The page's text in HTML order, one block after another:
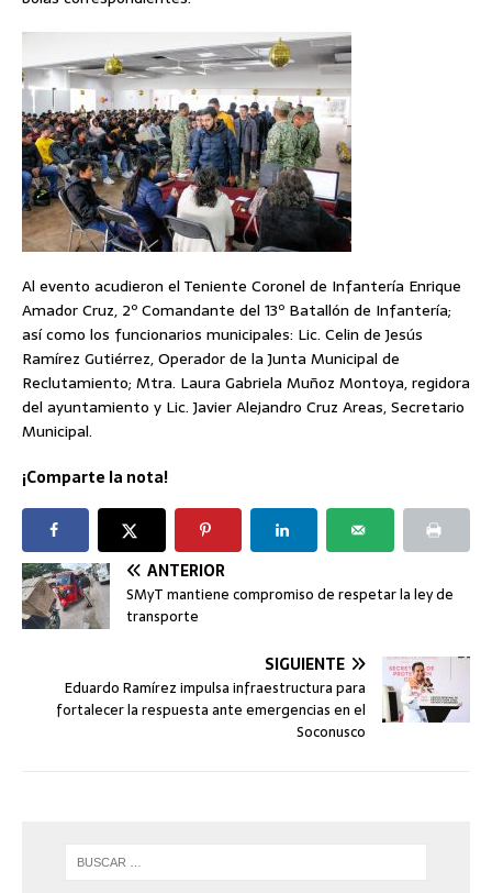
Al evento acudieron el Teniente Coronel de Infantería Enrique
Amador Cruz, 2º Comandante del 13º Batallón de Infantería;
así como los funcionarios municipales: Lic. Celin de Jesús
Ramírez Gutiérrez, Operador de la Junta Municipal de
Reclutamiento; Mtra. Laura Gabriela Muñoz Montoya, regidora
del ayuntamiento y Lic. Javier Alejandro Cruz Areas, Secretario
Municipal.
¡Comparte la nota!
ANTERIOR
SMyT mantiene compromiso de respetar la ley de
transporte
SIGUIENTE
Eduardo Ramírez impulsa infraestructura para
fortalecer la respuesta ante emergencias en el
Soconusco